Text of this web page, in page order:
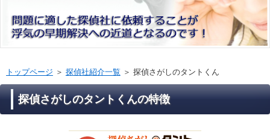
トップページ ＞ 探偵社紹介一覧 ＞ 探偵さがしのタントくん
探偵さがしのタントくんの特徴